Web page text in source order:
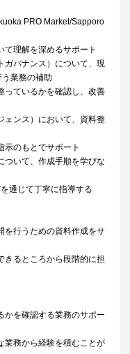
PRO Market/Sapporo
理解を深めるサポート
バナンス）について、現
業務の補助
ているかを確認し、改善
ンス）において、資料整
のもとでサポート
いて、作成手順を学びな
通じて丁寧に指導する
行うための資料作成をサ
るところから段階的に担
を確認する業務のサポー
務から経験を積むことが